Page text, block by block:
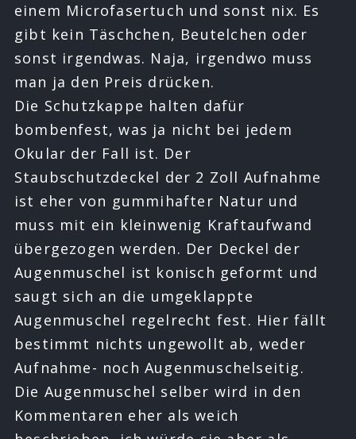
einem Microfasertuch und sonst nix. Es
gibt kein Täschchen, Beutelchen oder
sonst irgendwas. Naja, irgendwo muss
man ja den Preis drücken.
Die Schutzkappe halten dafür
bombenfest, was ja nicht bei jedem
Okular der Fall ist. Der
Staubschutzdeckel der 2 Zoll Aufnahme
ist eher von gummihafter Natur und
muss mit ein kleinwenig Kraftaufwand
übergezogen werden. Der Deckel der
Augenmuschel ist konisch geformt und
saugt sich an die umgeklappte
Augenmuschel regelrecht fest. Hier fällt
bestimmt nichts ungewollt ab, weder
Aufnahme- noch Augenmuschelseitig.
Die Augenmuschel selber wird in den
Kommentaren eher als weich